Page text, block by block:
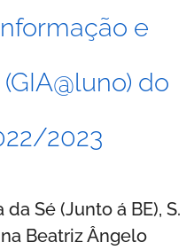
e
do
2023
Sé (Junto á BE), S.
Beatriz Ângelo